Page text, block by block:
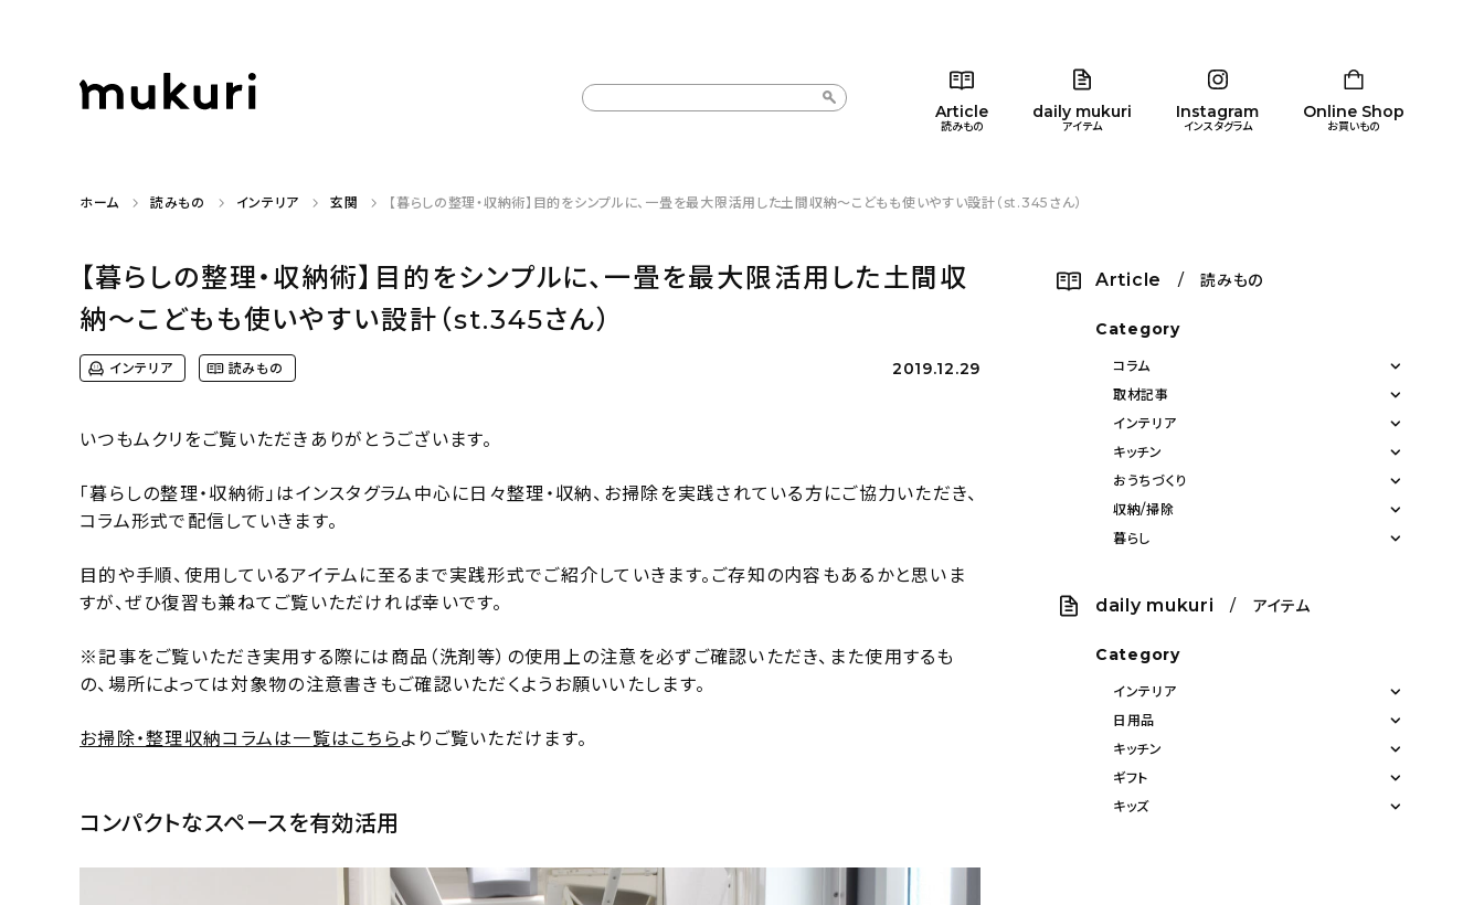
Article
読みもの
daily mukuri
アイテム
Instagram
インスタグラム
Online Shop
お買いもの
カテゴリー一覧 コラム
カテゴリー一覧 インテリア
ホーム 読みもの インテリア 玄関 【暮らしの整理・収納術】目的をシンプルに、一畳を最大限活用した土間収納〜こどもも使いやすい設計（st.345さん）
【暮らしの整理・収納術】目的をシンプルに、一畳を最大限活用した土間収
納〜こどもも使いやすい設計（st.345さん）
インテリア 読みもの 2019.12.29
いつもムクリをご覧いただきありがとうございます。
「暮らしの整理・収納術」はインスタグラム中心に日々整理・収納、お掃除を実践されている方にご協力いただき、
コラム形式で配信していきます。
目的や手順、使用しているアイテムに至るまで実践形式でご紹介していきます。ご存知の内容もあるかと思いま
すが、ぜひ復習も兼ねてご覧いただければ幸いです。
※記事をご覧いただき実用する際には商品（洗剤等）の使用上の注意を必ずご確認いただき、また使用するも
の、場所によっては対象物の注意書きもご確認いただくようお願いいたします。
お掃除・整理収納コラムは一覧はこちらよりご覧いただけます。
コンパクトなスペースを有効活用
Article / 読みもの
Category
コラム
取材記事
インテリア
キッチン
おうちづくり
収納/掃除
暮らし
daily mukuri / アイテム
Category
インテリア
日用品
キッチン
ギフト
キッズ